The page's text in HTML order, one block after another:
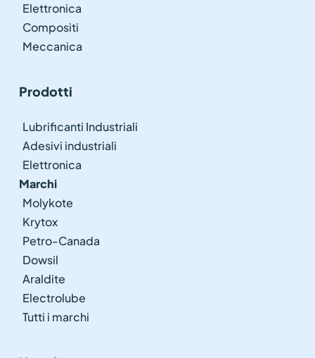
Elettronica
Compositi
Meccanica
Prodotti
Lubrificanti Industriali
Adesivi industriali
Elettronica
Marchi
Molykote
Krytox
Petro-Canada
Dowsil
Araldite
Electrolube
Tutti i marchi